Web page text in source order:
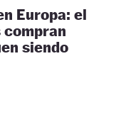
Europa: el
compran
siendo